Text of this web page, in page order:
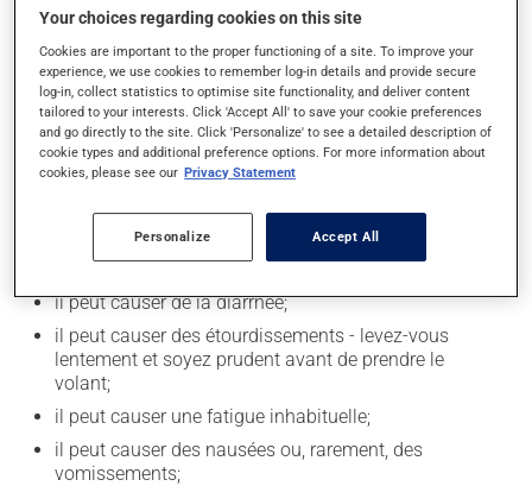
La prise d'alcool peut augmenter l'effet du
médicament. Limitez la consommation d'alcool à une
prise occasionnelle de petites quantités.
Effets indésirables
En plus de ses effets recherchés, ce produit peut à
secondaires), notamment :
il peut causer une perte de cheveux;
il peut causer de la diarrhée;
il peut causer des étourdissements - levez-vous
lentement et soyez prudent avant de prendre le
volant;
il peut causer une fatigue inhabituelle;
il peut causer des nausées ou, rarement, des
vomissements;
Your choices regarding cookies on this site
Cookies are important to the proper functioning of a site. To improve your
experience, we use cookies to remember log-in details and provide secure
log-in, collect statistics to optimise site functionality, and deliver content
tailored to your interests. Click 'Accept All' to save your cookie preferences
and go directly to the site. Click 'Personalize' to see a detailed description of
cookie types and additional preference options. For more information about
cookies, please see our Privacy Statement
Personalize Accept All